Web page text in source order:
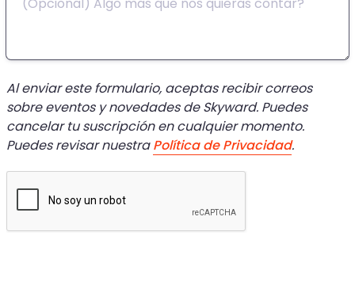
Al enviar este formulario, aceptas recibir correos
sobre eventos y novedades de Skyward. Puedes
cancelar tu suscripción en cualquier momento.
Puedes revisar nuestra Política de Privacidad.